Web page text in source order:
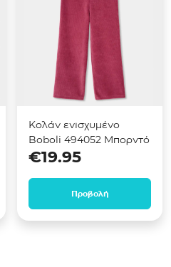
Κολάν ενισχυμένο
Boboli 494052 Μπορντό
€19.95
Προβολή